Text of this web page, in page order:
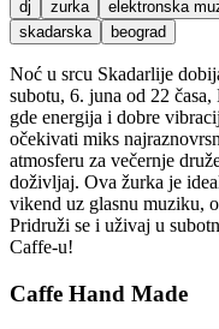
dj
zurka elektronska
skadarska
beograd
Noć u srcu Skadarlije
subotu, 6. juna od 22
gde energija i dobre
očekivati miks
atmosferu za večernje
doživljaj. Ova žurka je
vikend uz glasnu muziku,
Pridruži se i uživaj u
Caffe-u!
Caffe Hand Made